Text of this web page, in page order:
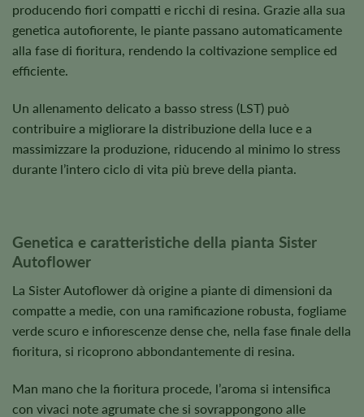
producendo fiori compatti e ricchi di resina. Grazie alla sua
genetica autofiorente, le piante passano automaticamente
alla fase di fioritura, rendendo la coltivazione semplice ed
efficiente.
Un allenamento delicato a basso stress (LST) può
contribuire a migliorare la distribuzione della luce e a
massimizzare la produzione, riducendo al minimo lo stress
durante l’intero ciclo di vita più breve della pianta.
Genetica e caratteristiche della pianta Sister
Autoflower
La Sister Autoflower dà origine a piante di dimensioni da
compatte a medie, con una ramificazione robusta, fogliame
verde scuro e infiorescenze dense che, nella fase finale della
fioritura, si ricoprono abbondantemente di resina.
Man mano che la fioritura procede, l’aroma si intensifica
con vivaci note agrumate che si sovrappongono alle